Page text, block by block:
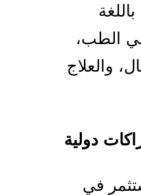
الطب،
والعلاج
دولية
في